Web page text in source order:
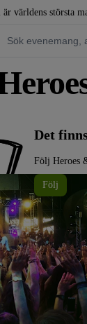
är världens största
Det
Följ Heroes
Följ